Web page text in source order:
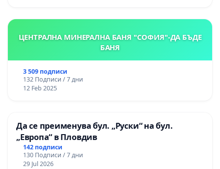
ЦЕНТРАЛНА МИНЕРАЛНА БАНЯ "СОФИЯ"-ДА БЪДЕ
БАНЯ
3 509 подписи
132 Подписи / 7 дни
12 Feb 2025
Да се преименува бул. „Руски“ на бул.
„Европа“ в Пловдив
142 подписи
130 Подписи / 7 дни
29 Jul 2026